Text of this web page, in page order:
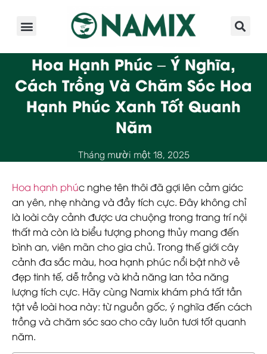
Hoa Hạnh Phúc – Ý Nghĩa,
Cách Trồng Và Chăm Sóc Hoa
Hạnh Phúc Xanh Tốt Quanh
Năm
Tháng mười một 18, 2025
Hoa hạnh phúc nghe tên thôi đã gợi lên cảm giác
an yên, nhẹ nhàng và đầy tích cực. Đây không chỉ
là loài cây cảnh được ưa chuộng trong trang trí nội
thất mà còn là biểu tượng phong thủy mang đến
bình an, viên mãn cho gia chủ. Trong thế giới cây
cảnh đa sắc màu, hoa hạnh phúc nổi bật nhờ vẻ
đẹp tinh tế, dễ trồng và khả năng lan tỏa năng
lượng tích cực. Hãy cùng Namix khám phá tất tần
tật về loài hoa này: từ nguồn gốc, ý nghĩa đến cách
trồng và chăm sóc sao cho cây luôn tươi tốt quanh
năm.